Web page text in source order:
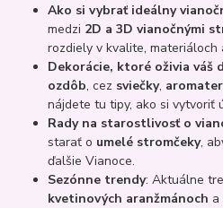
Ako si vybrať ideálny
medzi 2D a 3D vianočnými
rozdiely v kvalite, materiáloch
Dekorácie, ktoré oživia váš
ozdôb, cez sviečky,
nájdete tu tipy, ako si vytvoriť
Rady na starostlivosť o
starať o umelé stromčeky,
ďalšie Vianoce.
Sezónne trendy: Aktuálne
kvetinových aranžmánoch a